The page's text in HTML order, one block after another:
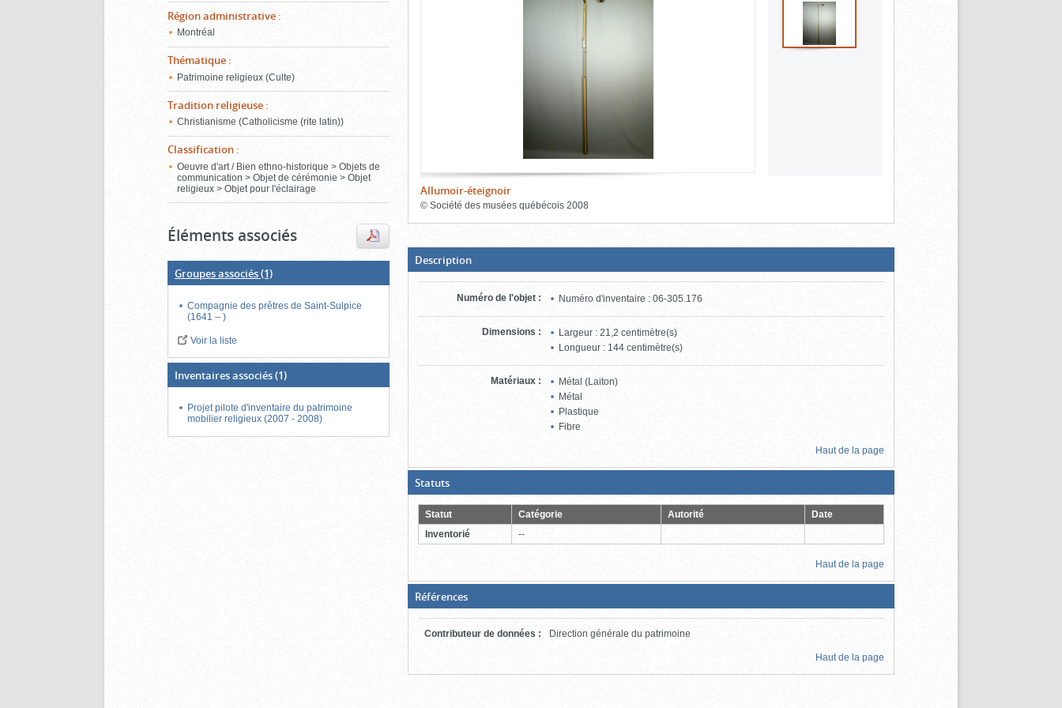
Région administrative :
Montréal
Thématique :
Patrimoine religieux (Culte)
Tradition religieuse :
Christianisme (Catholicisme (rite latin))
Classification :
Oeuvre d'art / Bien ethno-historique > Objets de
communication > Objet de cérémonie > Objet
religieux > Objet pour l'éclairage
Éléments associés
Groupes associés(1)
Compagnie des prêtres de Saint-Sulpice
(1641 – )
Voir la liste
Inventaires associés(1)
Projet pilote d'inventaire du patrimoine
mobilier religieux (2007 - 2008)
Allumoir-éteignoir
© Société des musées québécois 2008
bloc
d'onglets
Description(Boite
ouverte,
cliquer
pour
fermer)
Numéro de l'objet : Numéro d'inventaire : 06-305.176
Dimensions :
Largeur : 21,2 centimètre(s)
Longueur : 144 centimètre(s)
Matériaux :
Métal (Laiton)
Métal
Plastique
Fibre
Haut de la page
Statuts(Boite
ouverte,
cliquer
pour
fermer)
Statut Catégorie Autorité
Date
Inventorié
--
Haut de la page
Références(Boite
fermée,
cliquer
pour
ouvrir)
Contributeur de données : Direction générale du patrimoine
Haut de la page